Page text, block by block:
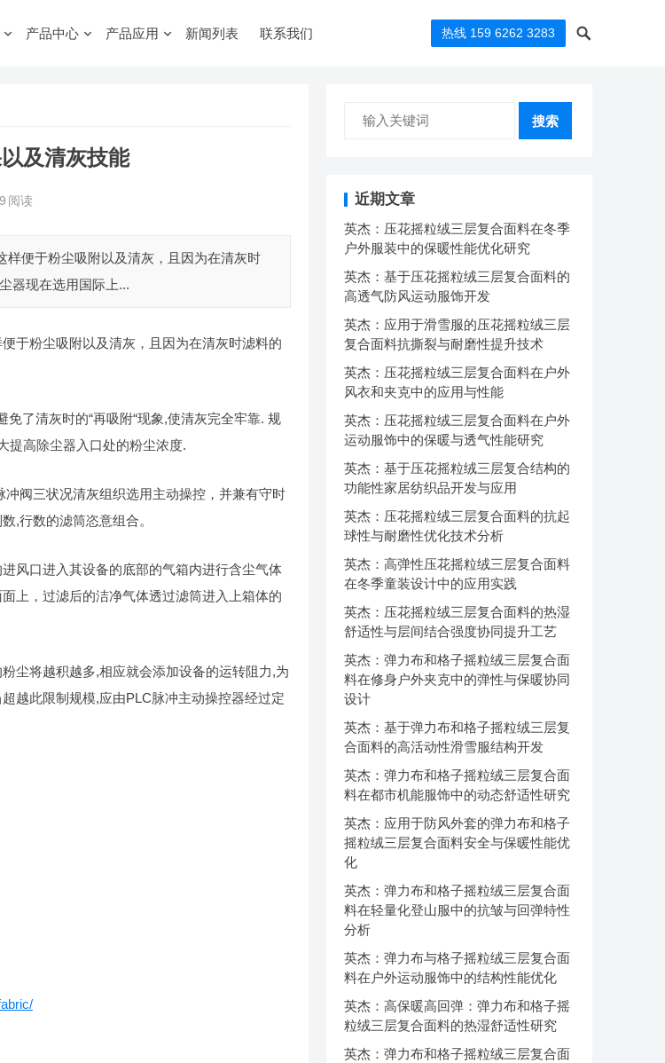
产品中心 产品应用 新闻列表 联系我们 热线 159 6262 3283
及清灰技能
阅读
便于粉尘吸附以及清灰，且因为在清灰时
器现在选用国际上...
于粉尘吸附以及清灰，且因为在清灰时滤料的
免了清灰时的“再吸附“现象,使清灰完全牢靠. 规
提高除尘器入口处的粉尘浓度.
阀三状况清灰组织选用主动操控，并兼有守时
,行数的滤筒恣意组合。
风口进入其设备的底部的气箱内进行含尘气体
上，过滤后的洁净气体透过滤筒进入上箱体的
尘将越积越多,相应就会添加设备的运转阻力,为
超越此限制规模,应由PLC脉冲主动操控器经过定
搜索
近期文章
英杰：压花摇粒绒三层复合面料在冬季
户外服装中的保暖性能优化研究
英杰：基于压花摇粒绒三层复合面料的
高透气防风运动服饰开发
英杰：应用于滑雪服的压花摇粒绒三层
复合面料抗撕裂与耐磨性提升技术
英杰：压花摇粒绒三层复合面料在户外
风衣和夹克中的应用与性能
英杰：压花摇粒绒三层复合面料在户外
运动服饰中的保暖与透气性能研究
英杰：基于压花摇粒绒三层复合结构的
功能性家居纺织品开发与应用
英杰：压花摇粒绒三层复合面料的抗起
球性与耐磨性优化技术分析
英杰：高弹性压花摇粒绒三层复合面料
在冬季童装设计中的应用实践
英杰：压花摇粒绒三层复合面料的热湿
舒适性与层间结合强度协同提升工艺
英杰：弹力布和格子摇粒绒三层复合面
料在修身户外夹克中的弹性与保暖协同
设计
英杰：基于弹力布和格子摇粒绒三层复
合面料的高活动性滑雪服结构开发
英杰：弹力布和格子摇粒绒三层复合面
料在都市机能服饰中的动态舒适性研究
英杰：应用于防风外套的弹力布和格子
摇粒绒三层复合面料安全与保暖性能优
化
英杰：弹力布和格子摇粒绒三层复合面
料在轻量化登山服中的抗皱与回弹特性
分析
英杰：弹力布与格子摇粒绒三层复合面
料在户外运动服饰中的结构性能优化
英杰：高保暖高回弹：弹力布和格子摇
粒绒三层复合面料的热湿舒适性研究
英杰：弹力布和格子摇粒绒三层复合面